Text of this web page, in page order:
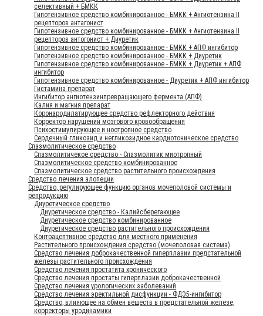
селективный + БМКК
Гипотензивное средство комбинированное - БМКК + Ангиотензина II
рецепторов антагонист
Гипотензивное средство комбинированное - БМКК + Ангиотензина II
рецепторов антогонист + Диуретик
Гипотензивное средство комбинированное - БМКК + АПФ ингибитор
Гипотензивное средство комбинированное - БМКК + Диуретик
Гипотензивное средство комбинированное - БМКК + Диуретик + АПФ
ингибитор
Гипотензивное средство комбинированное - Диуретик + АПФ ингибитор
Гистамина препарат
Ингибитор ангиотензинпревращающего фермента (АПФ)
Калия и магния препарат
Коронародилатирующее средство рефлекторного действия
Корректор нарушений мозгового кровообращения
Психостимулирующее и ноотропное средство
Сердечный гликозид и негликозидное кардиотоническое средство
Спазмолитическое средство
Спазмолитичекое средство - Спазмолитик миотропный
Спазмолитическое средство комбинированное
Спазмолитическое средство растительного происхождения
Средство лечения алопеции
Средство, регулирующее функцию органов мочеполовой системы и
репродукцию
Диуретическое средство
Диуретическое средство - Калийсберегающее
Диуретическое средство комбинированное
Диуретическое средство растительного происхождения
Контрацептивное средство для местного применения
Растительного происхождения средство (мочеполовая система)
Средство лечения доброкачественной гиперплазии предстательной
железы растительного происхождения
Средство лечения простатита хронического
Средство лечения простаты гиперплазии доброкачественной
Средство лечения урологических заболеваний
Средство лечения эректильной дисфункции - ФДЭ5-ингибитор
Средство, влияющее на обмен веществ в предстательной железе,
корректоры уродинамики